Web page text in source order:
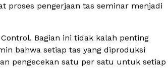
proses pengerjaan tas seminar menjadi
Bagian ini tidak kalah penting
bahwa setiap tas yang diproduksi
pengecekan satu per satu untuk setiap